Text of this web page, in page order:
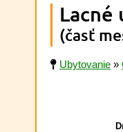
Lacné
(časť
Ubytovanie »